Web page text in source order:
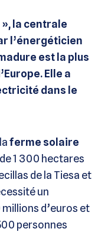
, la centrale
l’énergéticien
est la plus
Elle a
dans le
ferme solaire
1 300 hectares
de la Tiesa et
un
d’euros et
personnes